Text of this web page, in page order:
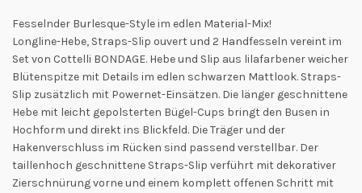
Fesselnder Burlesque-Style im edlen Material-Mix!
Longline-Hebe, Straps-Slip ouvert und 2 Handfesseln vereint im
Set von Cottelli BONDAGE. Hebe und Slip aus lilafarbener weicher
Blütenspitze mit Details im edlen schwarzen Mattlook. Straps-
Slip zusätzlich mit Powernet-Einsätzen. Die länger geschnittene
Hebe mit leicht gepolsterten Bügel-Cups bringt den Busen in
Hochform und direkt ins Blickfeld. Die Träger und der
Hakenverschluss im Rücken sind passend verstellbar. Der
taillenhoch geschnittene Straps-Slip verführt mit dekorativer
Zierschnürung vorne und einem komplett offenen Schritt mit